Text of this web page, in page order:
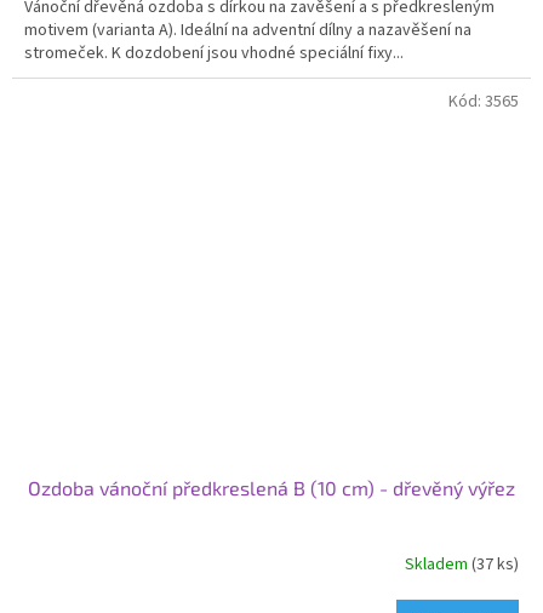
z
5
hvězdiček.
Vánoční dřevěná ozdoba s dírkou na zavěšení a s předkresleným
motivem (varianta A). Ideální na adventní dílny a nazavěšení na
stromeček. K dozdobení jsou vhodné speciální fixy...
Ozdoba vánoční předkreslená B (10 cm) - dřevěný výřez
Skladem(37 ks)
Kód: 3565